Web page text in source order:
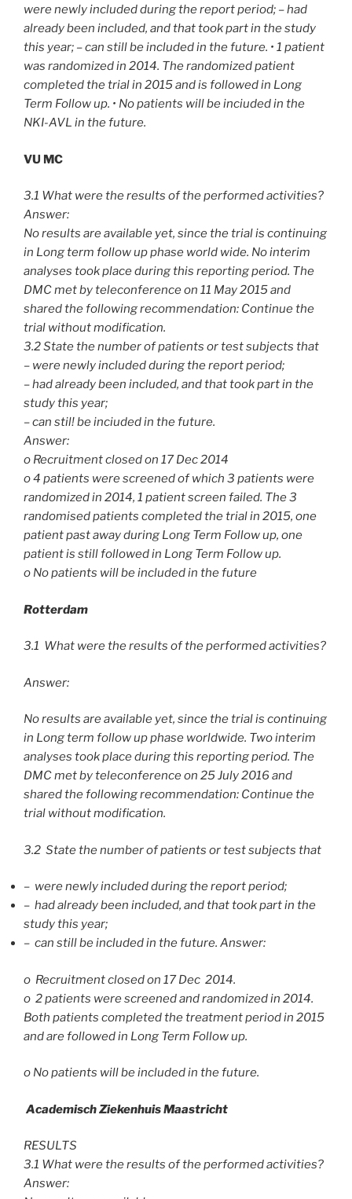
were newly included during the report period; – had
already been included, and that took part in the study
this year; – can still be included in the future. • 1 patient
was randomized in 2014. The randomized patient
completed the trial in 2015 and is followed in Long
Term Follow up. • No patients will be inciuded in the
NKI-AVL in the future.
VU MC
3.1 What were the results of the performed activities?
Answer:
No results are available yet, since the trial is continuing
in Long term follow up phase world wide. No interim
analyses took place during this reporting period. The
DMC met by teleconference on 11 May 2015 and
shared the following recommendation: Continue the
trial without modification.
3.2 State the number of patients or test subjects that
– were newly included during the report period;
– had already been included, and that took part in the
study this year;
– can stil! be inciuded in the future.
Answer:
o Recruitment closed on 17 Dec 2014
o 4 patients were screened of which 3 patients were
randomized in 2014, 1 patient screen failed. The 3
randomised patients completed the trial in 2015, one
patient past away during Long Term Follow up, one
patient is still followed in Long Term Follow up.
o No patients will be included in the future
Rotterdam
3.1 What were the results of the performed activities?
Answer:
No results are available yet, since the trial is continuing
in Long term follow up phase worldwide. Two interim
analyses took place during this reporting period. The
DMC met by teleconference on 25 July 2016 and
shared the following recommendation: Continue the
trial without modification.
3.2 State the number of patients or test subjects that
– were newly included during the report period;
– had already been included, and that took part in the
study this year;
– can still be included in the future. Answer:
o Recruitment closed on 17 Dec 2014.
o 2 patients were screened and randomized in 2014.
Both patients completed the treatment period in 2015
and are followed in Long Term Follow up.
o No patients will be included in the future.
Academisch Ziekenhuis Maastricht
RESULTS
3.1 What were the results of the performed activities?
Answer: